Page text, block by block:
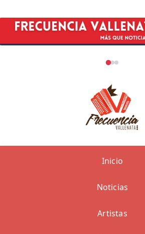
Inicio
Noticias
Artistas